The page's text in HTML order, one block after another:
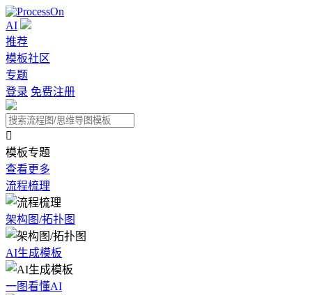
AI
推荐
模板社区
专题
登录 免费注册

模板专题
查看更多
流程梳理
架构图/拓扑图
AI生成模板
一图看懂AI